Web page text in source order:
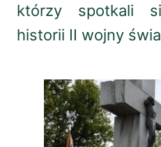
którzy spotkali
historii II wojny